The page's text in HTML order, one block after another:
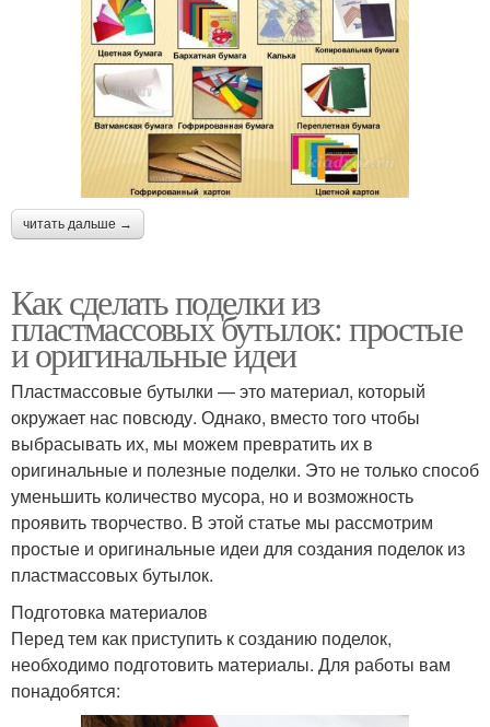
читать дальше →
Как сделать поделки из
пластмассовых бутылок: простые
и оригинальные идеи
Пластмассовые бутылки — это материал, который
окружает нас повсюду. Однако, вместо того чтобы
выбрасывать их, мы можем превратить их в
оригинальные и полезные поделки. Это не только способ
уменьшить количество мусора, но и возможность
проявить творчество. В этой статье мы рассмотрим
простые и оригинальные идеи для создания поделок из
пластмассовых бутылок.
Подготовка материалов
Перед тем как приступить к созданию поделок,
необходимо подготовить материалы. Для работы вам
понадобятся: